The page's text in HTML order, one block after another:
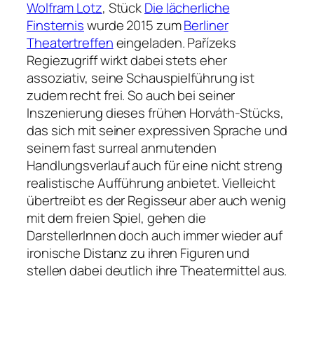
Wolfram Lotz‚ StückDie lächerliche
Finsterniswurde 2015 zumBerliner
Theatertreffeneingeladen. Pařízeks
Regiezugriff wirkt dabei stets eher
assoziativ, seine Schauspielführung ist
zudem recht frei. So auch bei seiner
Inszenierung dieses frühen Horváth-Stücks,
das sich mit seiner expressiven Sprache und
seinem fast surreal anmutenden
Handlungsverlauf auch für eine nicht streng
realistische Aufführung anbietet. Vielleicht
übertreibt es der Regisseur aber auch wenig
mit dem freien Spiel, gehen die
DarstellerInnen doch auch immer wieder auf
ironische Distanz zu ihren Figuren und
stellen dabei deutlich ihre Theatermittel aus.